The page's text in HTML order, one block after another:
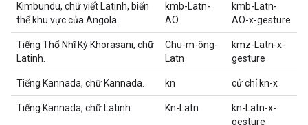
Kimbundu, chữ viết Latinh, biến
thể khu vực của Angola.
kmb-Latn-
AO
kmb-Latn-
AO-x-gesture
Tiếng Thổ Nhĩ Kỳ Khorasani, chữ
Latinh.
Chu-m-ông-
Latn
kmz-Latn-x-
gesture
Tiếng Kannada, chữ Kannada. kn cử chỉ kn-x
Tiếng Kannada, chữ Latinh. Kn-Latn
kn-Latn-x-
gesture